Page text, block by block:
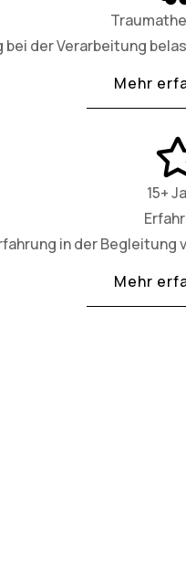
der Verarbeitung
Mehr
15+
in der Begleitung
Mehr